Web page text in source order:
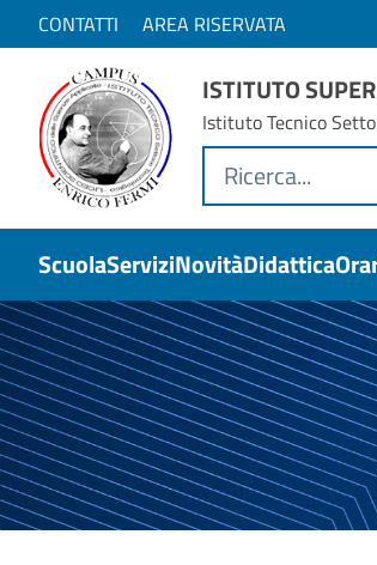
CONTATTI AREA RISERVATA
ISTITUTO
Istituto Tecnico
ScuolaServiziNovitàDidattica